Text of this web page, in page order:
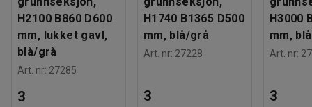
H2100 B860 D600
mm, lukket gavl,
blå/grå
Art. nr: 27285
3
H1740 B1365 D500
mm, blå/grå
Art. nr: 27228
3
H3000
mm,
Art. nr:
3